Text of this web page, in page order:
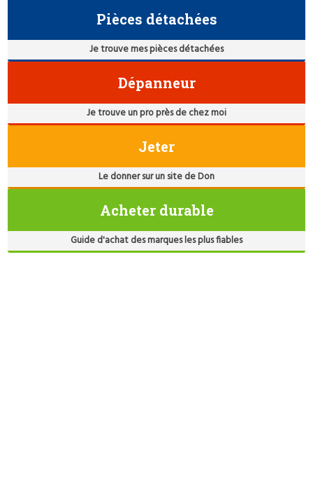
Pièces détachées
Je trouve mes pièces détachées
Dépanneur
Je trouve un pro près de chez moi
Jeter
Le donner sur un site de Don
Acheter durable
Guide d'achat des marques les plus fiables